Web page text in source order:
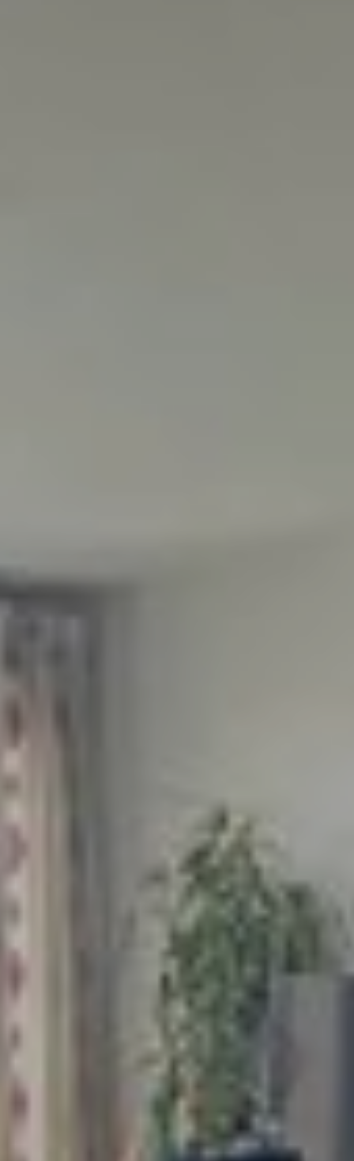
Contactez notre consultant immobilier
En tant que membre de la Team Silva basée à
Sérézin-du-Rhône et ses alentours, je mets à votre
disposition mes services et mon expertise du
secteur pour vos projets de vie. De la première
estimation à la signature de l’acte authentique, je
les meilleures conditions possibles.